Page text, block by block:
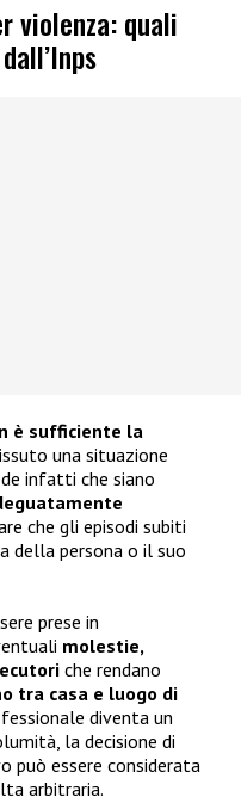
violenza: quali
è sufficiente la
una situazione
infatti che siano
che gli episodi subiti
della persona o il suo
prese in
molestie,
che rendano
tra casa e luogo di
diventa un
la decisione di
può essere considerata
arbitraria.